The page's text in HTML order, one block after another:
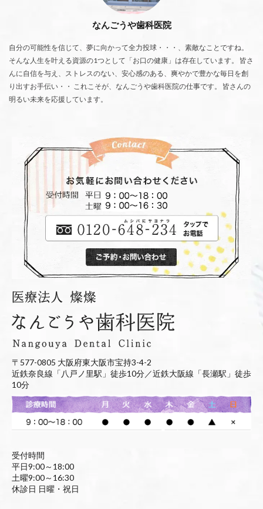
なんごうや歯科医院
自分の可能性を信じて、夢に向かって全力投球・・・、素敵なことですね。
そんな人生を叶える資源の1つとして「お口の健康」は存在しています。 皆さ
んに自信を与え、ストレスのない、安心感のある、爽やかで豊かな毎日を創
り出すお手伝い・・ これこそが、なんごうや歯科医院の仕事です。 皆さんの
明るい未来を応援しています。
〒577-0805 大阪府東大阪市宝持3-4-2
近鉄奈良線「八戸ノ里駅」徒歩10分／近鉄大阪線「長瀬駅」徒歩
10分
受付時間
平日9:00～18:00
土曜9:00～16:30
休診日 日曜・祝日